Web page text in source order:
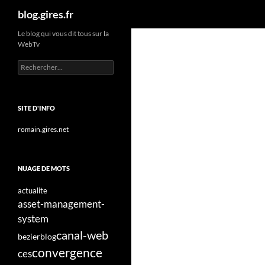
Aller
contenu
blog.gires.fr
Le blog qui vous dit tous sur la
WebTv
Rechercher :
SITE D'INFO
romain.gires.net
NUAGE DE MOTS
actualite
asset-management-
system
bezierblogcanal-web
cesconvergence